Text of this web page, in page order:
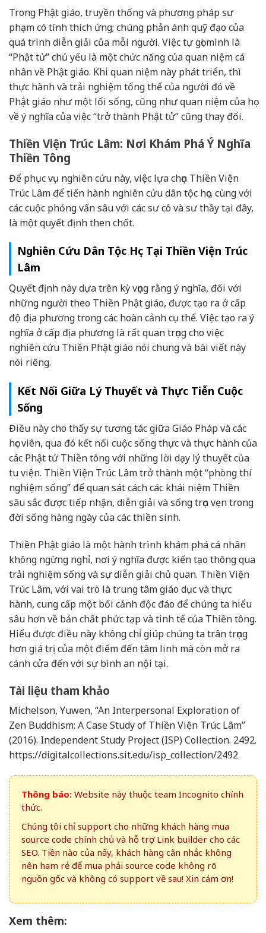
Trong Phật giáo, truyền thống và phương pháp sư
phạm có tính thích ứng; chúng phản ánh quỹ đạo của
quá trình diễn giải của mỗi người. Việc tự gọi mình là
“Phật tử” chủ yếu là một chức năng của quan niệm cá
nhân về Phật giáo. Khi quan niệm này phát triển, thì
thực hành và trải nghiệm tổng thể của người đó về
Phật giáo như một lối sống, cũng như quan niệm của họ
về ý nghĩa của việc “trở thành Phật tử” cũng thay đổi.
Thiền Viện Trúc Lâm: Nơi Khám Phá Ý Nghĩa
Thiền Tông
Để phục vụ nghiên cứu này, việc lựa chọn Thiền Viện
Trúc Lâm để tiến hành nghiên cứu dân tộc học, cùng với
các cuộc phỏng vấn sâu với các sư cô và sư thầy tại đây,
là một quyết định then chốt.
Nghiên Cứu Dân Tộc Học Tại Thiền Viện Trúc
Lâm
Quyết định này dựa trên kỳ vọng rằng ý nghĩa, đối với
những người theo Thiền Phật giáo, được tạo ra ở cấp
độ địa phương trong các hoàn cảnh cụ thể. Việc tạo ra ý
nghĩa ở cấp địa phương là rất quan trọng cho việc
nghiên cứu Thiền Phật giáo nói chung và bài viết này
nói riêng.
Kết Nối Giữa Lý Thuyết và Thực Tiễn Cuộc
Sống
Điều này cho thấy sự tương tác giữa Giáo Pháp và các
học viên, qua đó kết nối cuộc sống thực và thực hành của
các Phật tử Thiền tông với những lời dạy lý thuyết của
tu viện. Thiền Viện Trúc Lâm trở thành một “phòng thí
nghiệm sống” để quan sát cách các khái niệm Thiền
sâu sắc được tiếp nhận, diễn giải và sống trọn vẹn trong
đời sống hàng ngày của các thiền sinh.
Thiền Phật giáo là một hành trình khám phá cá nhân
không ngừng nghỉ, nơi ý nghĩa được kiến tạo thông qua
trải nghiệm sống và sự diễn giải chủ quan. Thiền Viện
Trúc Lâm, với vai trò là trung tâm giáo dục và thực
hành, cung cấp một bối cảnh độc đáo để chúng ta hiểu
sâu hơn về bản chất phức tạp và tinh tế của Thiền tông.
Hiểu được điều này không chỉ giúp chúng ta trân trọng
hơn giá trị của một điểm đến tâm linh mà còn mở ra
cánh cửa đến với sự bình an nội tại.
Tài liệu tham khảo
Michelson, Yuwen, “An Interpersonal Exploration of
Zen Buddhism: A Case Study of Thiền Viện Trúc Lâm”
(2016). Independent Study Project (ISP) Collection. 2492.
https://digitalcollections.sit.edu/isp_collection/2492
Thông báo: Website này thuộc team Incognito chính
thức.
Chúng tôi chỉ support cho những khách hàng mua
source code chính chủ và hỗ trợ Link builder cho các
SEO. Tiền nào của nấy, khách hàng cân nhắc không
nên ham rẻ để mua phải source code không rõ
nguồn gốc và không có support về sau! Xin cám ơn!
Xem thêm: